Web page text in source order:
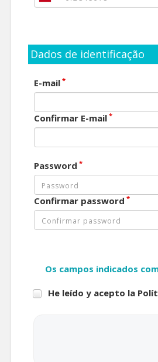
Dados de identificação
E-mail *
Confirmar E-mail *
Password *
Confirmar password *
Os campos indicados
He leído y acepto la